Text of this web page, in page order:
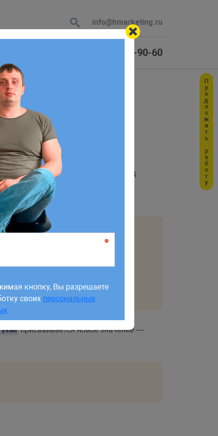
info@hmarketing.ru
+7 (925) 464-90-60
Для создания ссылки перед
простой пример копирования
$sam присваивается новое значение —
ответ
с учетом
кнопку, Вы разрешаете
Предложить работу
кнопку, Вы разрешаете
своих персональных